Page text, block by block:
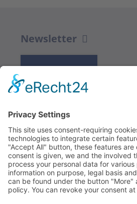
Newsletter
K REGISTRACI
Redakce bbkult.net
Centrum Bavaria Bohemia (CeBB)
Dr. Veronika Hofinger
Freyung 1, 92539 Schönsee
Tel.:+49 (0)9674 / 92 48 78
veronika.hofinger@cebb.de